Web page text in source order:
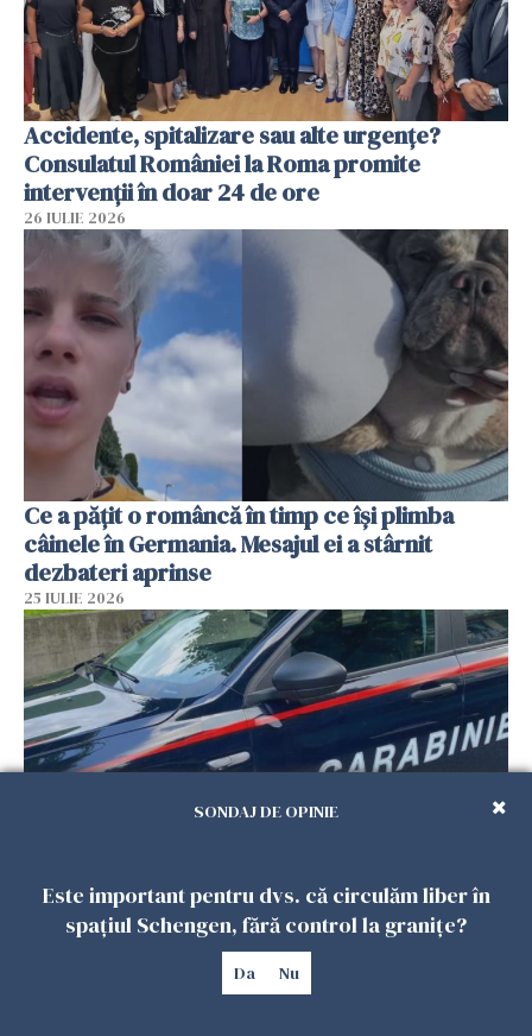
Accidente, spitalizare sau alte urgențe?
Consulatul României la Roma promite
intervenții în doar 24 de ore
26 IULIE 2026
Ce a pățit o româncă în timp ce își plimba
câinele în Germania. Mesajul ei a stârnit
dezbateri aprinse
25 IULIE 2026
Româncă din Italia, acuzată că și-a lăsat copiii
singuri în casă pentru a merge la mall. Vecinii
SONDAJ DE OPINIE
Este important pentru dvs. că circulăm liber în
spațiul Schengen, fără control la granițe?
Da Nu